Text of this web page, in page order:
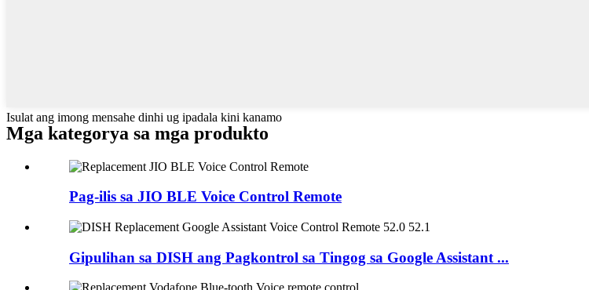
Isulat ang imong mensahe dinhi ug ipadala kini kanamo
Mga kategorya sa mga produkto
Pag-ilis sa JIO BLE Voice Control Remote
Gipulihan sa DISH ang Pagkontrol sa Tingog sa Google Assistant ...